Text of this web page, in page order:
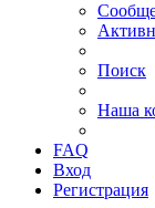
Поиск
Наша
FAQ
Вход
Регистрация